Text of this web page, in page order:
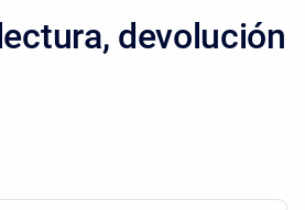
devolución